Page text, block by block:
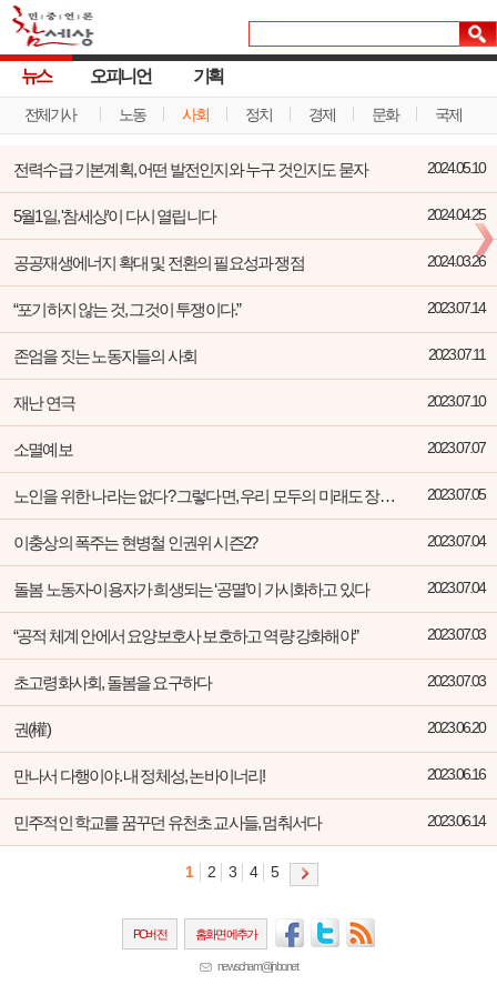
뉴스
전체기사 노동 사회 정치 경제 문화 국제
오피니언 기획
전력수급 기본계획, 어떤 발전인지와 누구 것인지도 묻자 2024.05.10
5월1일, '참세상'이 다시 열립니다 2024.04.25
공공재생에너지 확대 및 전환의 필요성과 쟁점 2024.03.26
“포기하지 않는 것, 그것이 투쟁이다.” 2023.07.14
존엄을 짓는 노동자들의 사회 2023.07.11
재난 연극 2023.07.10
소멸예보 2023.07.07
노인을 위한 나라는 없다? 그렇다면, 우리 모두의 미래도 장담할 수 없다! 2023.07.05
이충상의 폭주는 현병철 인권위 시즌2? 2023.07.04
돌봄 노동자-이용자가 희생되는 ‘공멸’이 가시화하고 있다 2023.07.04
“공적 체계 안에서 요양보호사 보호하고 역량 강화해야” 2023.07.03
초고령화사회, 돌봄을 요구하다 2023.07.03
권(權) 2023.06.20
만나서 다행이야. 내 정체성, 논바이너리! 2023.06.16
민주적인 학교를 꿈꾸던 유천초 교사들, 멈춰서다 2023.06.14
1 2 3 4 5
PC버전 홈화면에추가
newscham@jinbo.net